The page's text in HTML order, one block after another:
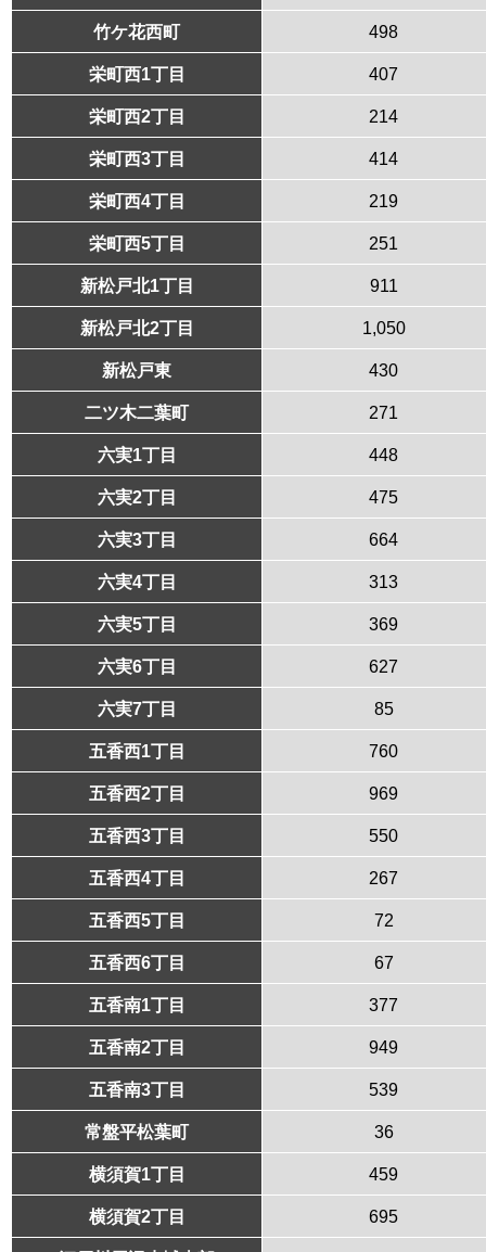
竹ケ花西町 498
栄町西1丁目 407
栄町西2丁目 214
栄町西3丁目 414
栄町西4丁目 219
栄町西5丁目 251
新松戸北1丁目 911
新松戸北2丁目 1,050
新松戸東 430
二ツ木二葉町 271
六実1丁目 448
六実2丁目 475
六実3丁目 664
六実4丁目 313
六実5丁目 369
六実6丁目 627
六実7丁目 85
五香西1丁目 760
五香西2丁目 969
五香西3丁目 550
五香西4丁目 267
五香西5丁目 72
五香西6丁目 67
五香南1丁目 377
五香南2丁目 949
五香南3丁目 539
常盤平松葉町 36
横須賀1丁目 459
横須賀2丁目 695